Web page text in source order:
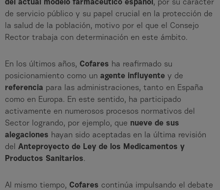
del actual modelo farmacéutico español , por su carácter
de servicio público y su papel crucial en la protección de
la salud de la población, motivo por el que el Consejo
Rector trabaja con determinación en este ámbito.
En los últimos años, Cofares ha reafirmado su
posicionamiento como un agente influyente y de
referencia para las administraciones, tanto en España
como en Europa. En este sentido, ha participado
activamente en numerosos procesos normativos del
Sector logrando, por ejemplo, que nueve de sus
alegaciones hayan sido aceptadas en la última revisión
del Anteproyecto de Ley de los Medicamentos y
Productos Sanitarios.
Al mismo tiempo, Cofares continúa impulsando el debate